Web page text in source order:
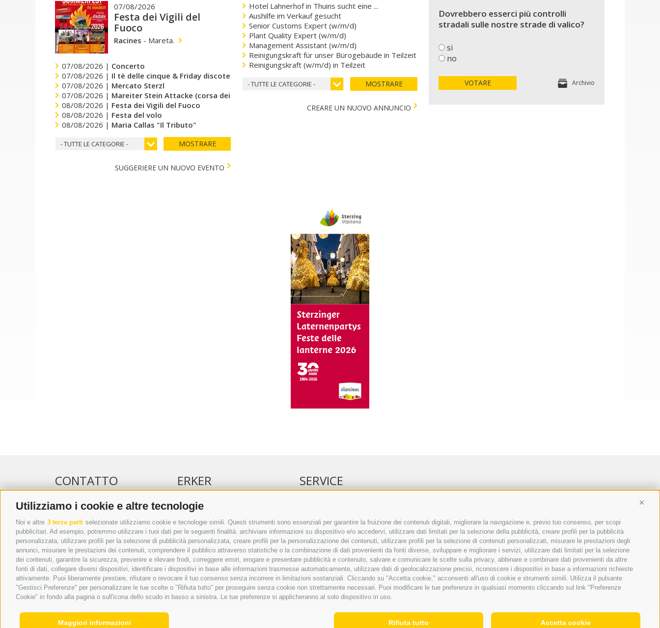
Utilizziamo i cookie e altre tecnologie
Noi e altre 3 terze parti selezionate utilizziamo cookie e tecnologie simili. Questi strumenti sono essenziali per garantire la fruizione dei contenuti digitali, migliorare la navigazione e, previo tuo consenso, per scopi
pubblicitari. Ad esempio, potremmo utilizzare i tuoi dati per le seguenti finalità: archiviare informazioni su dispositivo e/o accedervi, utilizzare dati limitati per la selezione della pubblicità, creare profili per la pubblicità
personalizzata, utilizzare profili per la selezione di pubblicità personalizzata, creare profili per la personalizzazione dei contenuti, utilizzare profili per la selezione di contenuti personalizzati, misurare le prestazioni degli
annunci, misurare le prestazioni dei contenuti, comprendere il pubblico attraverso statistiche o la combinazione di dati provenienti da fonti diverse, sviluppare e migliorare i servizi, utilizzare dati limitati per la selezione
dei contenuti, garantire la sicurezza, prevenire e rilevare frodi, correggere errori, erogare e presentare pubblicità e contenuto, salvare e comunicare le scelte sulla privacy, abbinare e combinare dati provenienti da altre
fonti di dati, collegare diversi dispositivi, identificare i dispositivi in base alle informazioni trasmesse automaticamente, utilizzare dati di geolocalizzazione precisi, riconoscere i dispositivi in base a informazioni richieste
attivamente. Puoi liberamente prestare, rifiutare o revocare il tuo consenso senza incorrere in limitazioni sostanziali. Cliccando su "Accetta cookie," acconsenti all'uso di cookie e strumenti simili. Utilizza il pulsante
"Gestisci Preferenze" per personalizzare le tue scelte o "Rifiuta tutto" per proseguire senza cookie non strettamente necessari. Puoi modificare le tue preferenze in qualsiasi momento cliccando sul link "Preferenze
Cookie" in fondo alla pagina o sull'icona dello scudo in basso a sinistra. Le tue preferenze si applicheranno al solo dispositivo in uso.
Accetta cookie
Rifiuta tutto
Maggiori informazioni
07/08/2026
Festa dei Vigili del
Fuoco
Racines - Mareta.
07/08/2026 | Concerto
07/08/2026 | Il tè delle cinque & Friday discoteca del cuore
07/08/2026 | Mercato Sterzl
07/08/2026 | Mareiter Stein Attacke (corsa dei bambini)
08/08/2026 | Festa dei Vigili del Fuoco
08/08/2026 | Festa del volo
08/08/2026 | Maria Callas "Il Tributo"
- TUTTE LE CATEGORIE - MOSTRARE
SUGGERIERE UN NUOVO EVENTO
Hotel Lahnerhof in Thuins sucht eine ...
Aushilfe im Verkauf gesucht
Senior Customs Expert (w/m/d)
Plant Quality Expert (w/m/d)
Management Assistant (w/m/d)
Reinigungskraft für unser Bürogebäude in Teilzeit
Reinigungskraft (w/m/d) in Teilzeit
- TUTTE LE CATEGORIE - MOSTRARE
CREARE UN NUOVO ANNUNCIO
Dovrebbero esserci più controlli
stradali sulle nostre strade di valico?
si
no
VOTARE Archivio
CONTATTO
WIPP-MEDIA GMBH
DER ERKER
CITTÀ NUOVA 20A
I-39049 VIPITENO
TEL.: +39 0472 766876
GRAFIK@DERERKER.IT
INFO@DERERKER.IT
BARBARA.FONTANA@DERERKER.IT
ERKER
PUBBLICITÀ NELL’ERKER
PUBBLICITÀ ONLINE
ADDEBITO DIRETTO SEPA
REGOLAMENTO COMMENTI
ONLINE VOTING
SERVICE
ANNUNCI
LINK UTILI
METEO
WEBCAM
VIDEO
NECROLOGI